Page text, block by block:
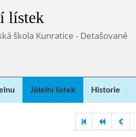
lístek
škola Kunratice - Detašované
Jídelní lístek Historie